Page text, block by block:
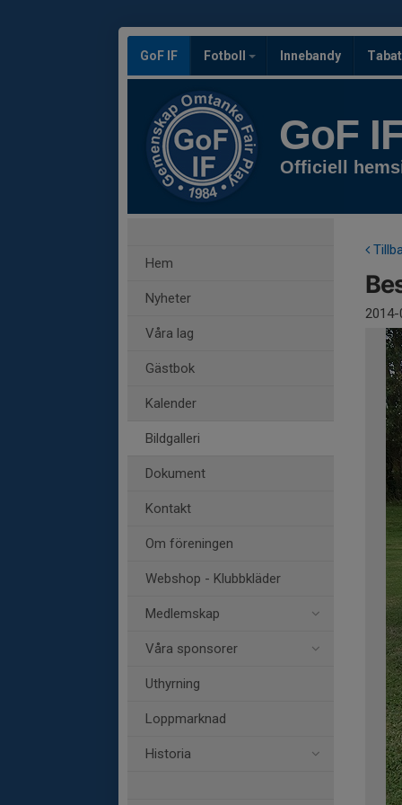
GoF IF Fotboll Innebandy
GoF
Officiell
Hem
Nyheter
Våra lag
Gästbok
Kalender
Bildgalleri
Dokument
Kontakt
Om föreningen
Webshop - Klubbkläder
Medlemskap
Våra sponsorer
Uthyrning
Loppmarknad
Historia